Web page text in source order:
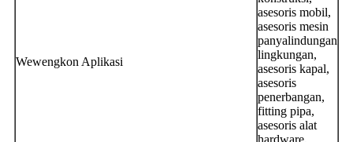
Wewengkon Aplikasi
asesoris mobil,
asesoris mesin
panyalindungan
lingkungan,
asesoris kapal,
asesoris
penerbangan,
fitting pipa,
asesoris alat
hardware,